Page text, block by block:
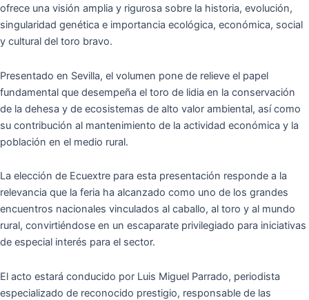
ofrece una visión amplia y rigurosa sobre la historia, evolución,
singularidad genética e importancia ecológica, económica, social
y cultural del toro bravo.
Presentado en Sevilla, el volumen pone de relieve el papel
fundamental que desempeña el toro de lidia en la conservación
de la dehesa y de ecosistemas de alto valor ambiental, así como
su contribución al mantenimiento de la actividad económica y la
población en el medio rural.
La elección de Ecuextre para esta presentación responde a la
relevancia que la feria ha alcanzado como uno de los grandes
encuentros nacionales vinculados al caballo, al toro y al mundo
rural, convirtiéndose en un escaparate privilegiado para iniciativas
de especial interés para el sector.
El acto estará conducido por Luis Miguel Parrado, periodista
especializado de reconocido prestigio, responsable de las